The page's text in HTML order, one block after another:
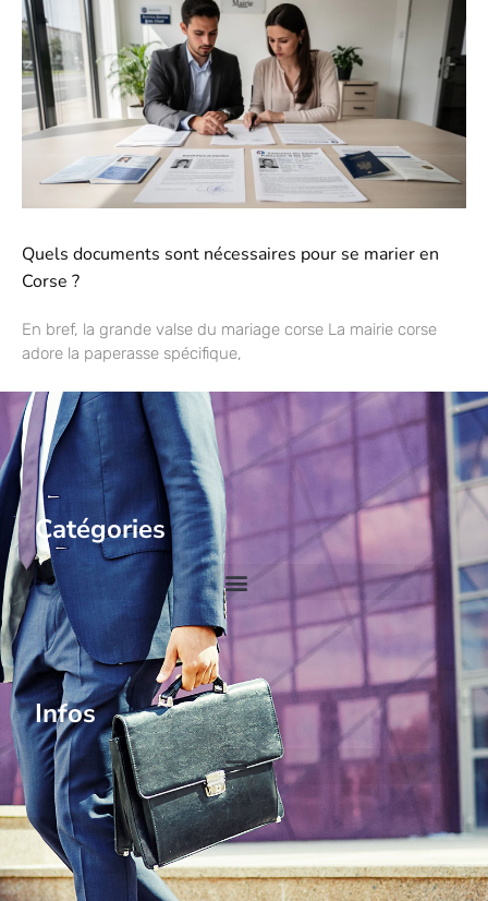
Quels documents sont nécessaires pour se marier en
Corse ?
En bref, la grande valse du mariage corse La mairie corse
adore la paperasse spécifique,
Catégories
Infos